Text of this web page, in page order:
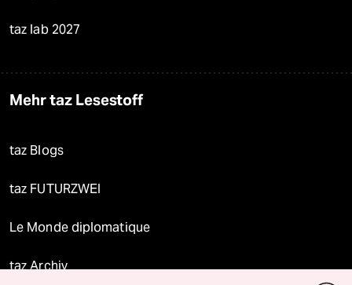
taz lab 2027
Mehr taz Lesestoff
taz Blogs
taz FUTURZWEI
Le Monde diplomatique
taz Archiv